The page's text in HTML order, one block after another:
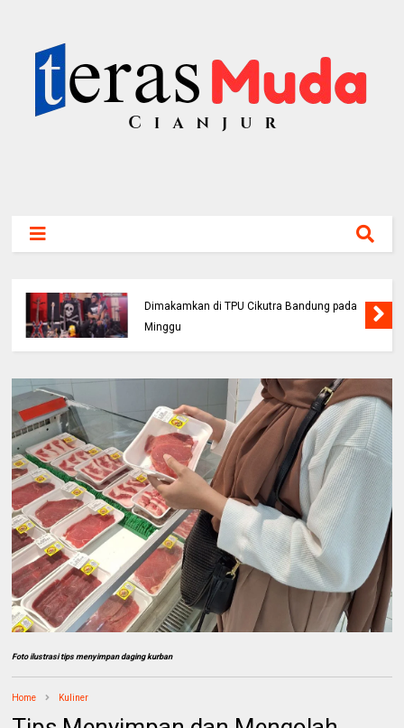
Dimakamkan di TPU Cikutra Bandung pada
Minggu
Foto ilustrasi tips menyimpan daging kurban
Home Kuliner